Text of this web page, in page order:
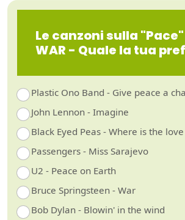
Le canzoni sulla "Pace"
WAR - Quale la tua
Plastic Ono Band - Give peace a
John Lennon - Imagine
Black Eyed Peas - Where is the love
Passengers - Miss Sarajevo
U2 - Peace on Earth
Bruce Springsteen - War
Bob Dylan - Blowin' in the wind